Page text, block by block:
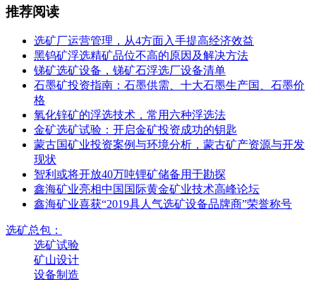
推荐阅读
选矿厂运营管理，从4方面入手提高经济效益
黑钨矿浮选精矿品位不高的原因及解决方法
锑矿选矿设备，锑矿石浮选厂设备清单
石墨矿投资指南：石墨供需、十大石墨生产国、石墨价
格
氧化锌矿的浮选技术，常用六种浮选法
金矿选矿试验：开启金矿投资成功的钥匙
蒙古国矿业投资案例与环境分析，蒙古矿产资源与开发
现状
智利或将开放40万吨锂矿储备用于勘探
鑫海矿业亮相中国国际黄金矿业技术高峰论坛
鑫海矿业喜获“2019具人气选矿设备品牌商”荣誉称号
选矿总包：
选矿试验
矿山设计
设备制造